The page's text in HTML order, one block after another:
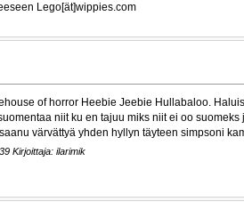
Lego[ät]wippies.com
of horror Heebie Jeebie Hullabaloo.
niit ku en tajuu miks niit ei oo
värvättyä yhden hyllyn täyteen simpsoni
Kirjoittaja: ilarimik